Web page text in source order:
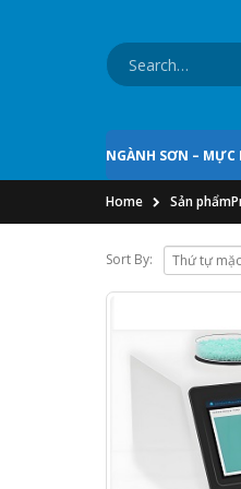
NGÀNH SƠN – MỰC
Home Sản phẩm
Sort By: